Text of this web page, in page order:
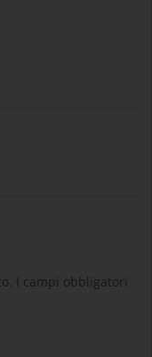
I campi obbligatori